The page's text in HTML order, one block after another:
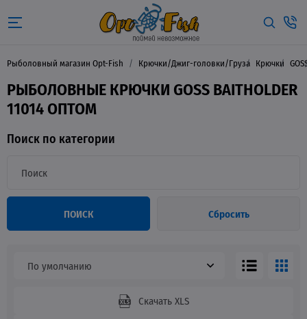
Рыболовный магазин Opt-Fish Крючки/Джиг-головки/Груза Крючки
РЫБОЛОВНЫЕ КРЮЧКИ GOSS BAITHOLDER
11014 ОПТОМ
Поиск по категории
ПОИСК Сбросить
По умолчанию
Скачать XLS